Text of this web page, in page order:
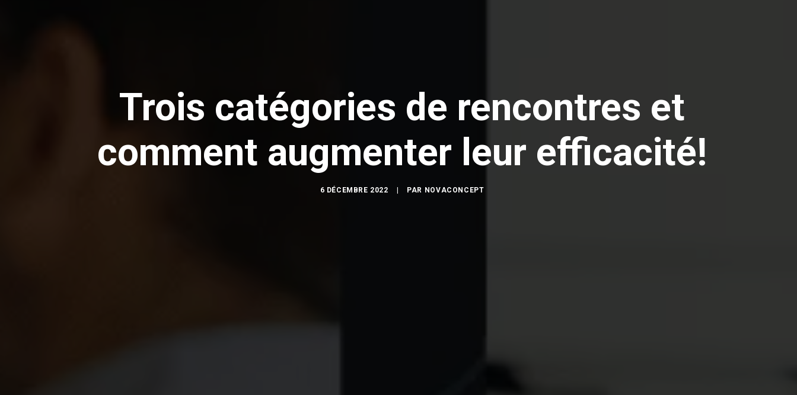
Trois catégories de rencontres et
comment augmenter leur efficacité!
6 DÉCEMBRE 2022 PAR NOVACONCEPT